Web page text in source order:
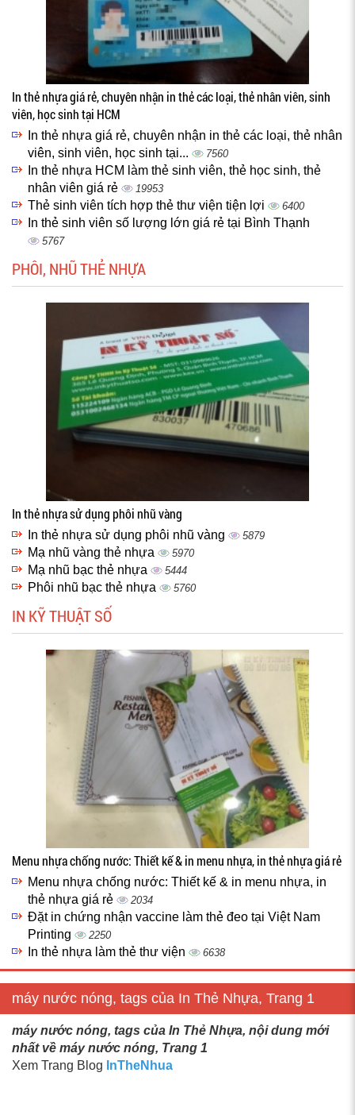
In thẻ nhựa giá rẻ, chuyên nhận in thẻ các loại, thẻ nhân viên, sinh
viên, học sinh tại HCM
In thẻ nhựa giá rẻ, chuyên nhận in thẻ các loại, thẻ nhân
viên, sinh viên, học sinh tại...
7560
In thẻ nhựa HCM làm thẻ sinh viên, thẻ học sinh, thẻ
nhân viên giá rẻ
19953
Thẻ sinh viên tích hợp thẻ thư viện tiện lợi 6400
In thẻ sinh viên số lượng lớn giá rẻ tại Bình Thạnh
5767
PHÔI, NHŨ THẺ NHỰA
In thẻ nhựa sử dụng phôi nhũ vàng
In thẻ nhựa sử dụng phôi nhũ vàng 5879
Mạ nhũ vàng thẻ nhựa 5970
Mạ nhũ bạc thẻ nhựa 5444
Phôi nhũ bạc thẻ nhựa 5760
IN KỸ THUẬT SỐ
Menu nhựa chống nước: Thiết kế & in menu nhựa, in thẻ nhựa giá rẻ
Menu nhựa chống nước: Thiết kế & in menu nhựa, in
thẻ nhựa giá rẻ
2034
Đặt in chứng nhận vaccine làm thẻ đeo tại Việt Nam
Printing
2250
In thẻ nhựa làm thẻ thư viện 6638
máy nước nóng, tags của In Thẻ Nhựa, Trang 1
máy nước nóng, tags của In Thẻ Nhựa, nội dung mới
nhất về máy nước nóng, Trang 1
Xem Trang Blog InTheNhua